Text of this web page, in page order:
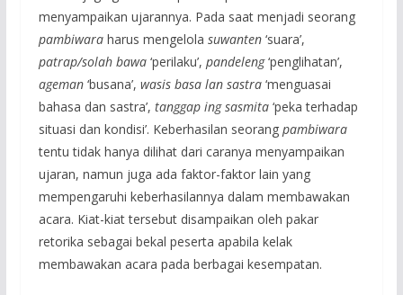
menyampaikan ujarannya. Pada saat menjadi seorang
pambiwara harus mengelola suwanten ‘suara’,
patrap/solah bawa ‘perilaku’, pandeleng‘penglihatan’,
ageman‘busana’, wasis basa lan sastra‘menguasai
bahasa dan sastra’, tanggap ing sasmita ‘peka terhadap
situasi dan kondisi’. Keberhasilan seorang pambiwara
tentu tidak hanya dilihat dari caranya menyampaikan
ujaran, namun juga ada faktor-faktor lain yang
mempengaruhi keberhasilannya dalam membawakan
acara. Kiat-kiat tersebut disampaikan oleh pakar
retorika sebagai bekal peserta apabila kelak
membawakan acara pada berbagai kesempatan.